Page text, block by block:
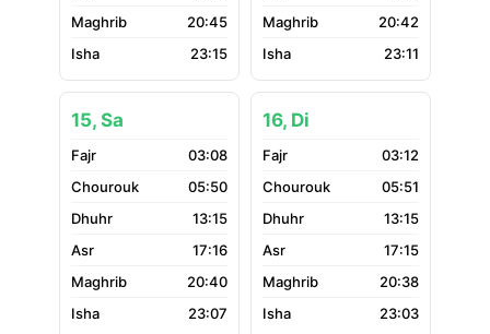
20:45
23:15
20:42
23:11
15, Sa
03:08
05:50
13:15
17:16
20:40
23:07
16, Di
03:12
05:51
13:15
17:15
20:38
23:03